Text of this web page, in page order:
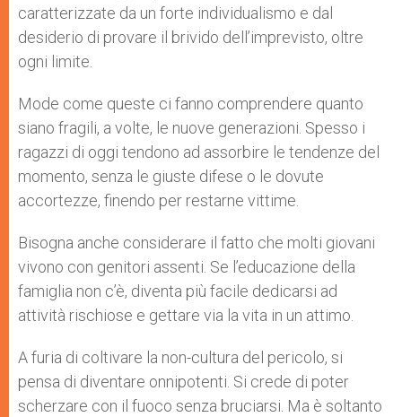
caratterizzate da un forte individualismo e dal
desiderio di provare il brivido dell’imprevisto, oltre
ogni limite.
Mode come queste ci fanno comprendere quanto
siano fragili, a volte, le nuove generazioni. Spesso i
ragazzi di oggi tendono ad assorbire le tendenze del
momento, senza le giuste difese o le dovute
accortezze, finendo per restarne vittime.
Bisogna anche considerare il fatto che molti giovani
vivono con genitori assenti. Se l’educazione della
famiglia non c’è, diventa più facile dedicarsi ad
attività rischiose e gettare via la vita in un attimo.
A furia di coltivare la non-cultura del pericolo, si
pensa di diventare onnipotenti. Si crede di poter
scherzare con il fuoco senza bruciarsi. Ma è soltanto